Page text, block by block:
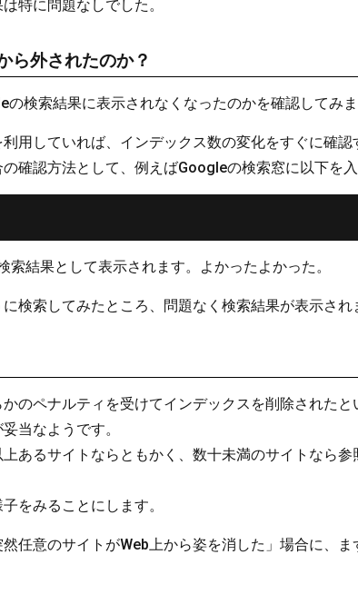
特に問題なしでした。
ら外されたのか？
検索結果に表示されなくなったのかを確認してみま
用していれば、インデックス数の変化をすぐに確認
確認方法として、例えばGoogleの検索窓に以下を
索結果として表示されます。よかったよかった。
検索してみたところ、問題なく検索結果が表示され
のペナルティを受けてインデックスを削除された
当なようです。
あるサイトならともかく、数十未満のサイトなら
をみることにします。
任意のサイトがWeb上から姿を消した」場合に、